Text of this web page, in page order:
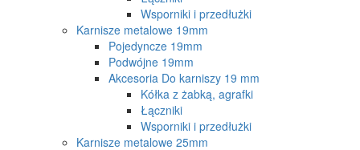
Wsporniki i przedłużki
Karnisze metalowe 19mm
Pojedyncze 19mm
Podwójne 19mm
Akcesoria Do karniszy 19 mm
Kółka z żabką, agrafki
Łączniki
Wsporniki i przedłużki
Karnisze metalowe 25mm